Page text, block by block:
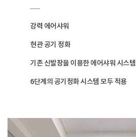
강력 에어샤워
현관 공기 정화
기존 신발장을 이용한 에어샤워 시스템
6단계의 공기정화 시스템 모두 적용